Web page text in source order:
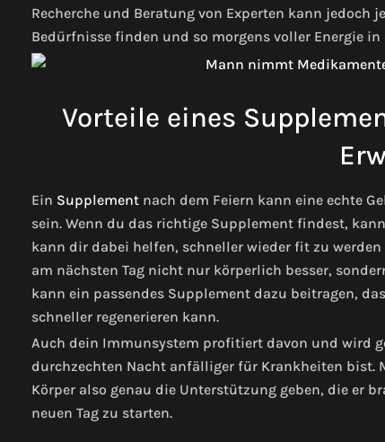
Recherche und Beratung von Experten kann
Bedürfnisse finden und so morgens voller Energie in
Vorteile eines
Ein Supplement nach dem Feiern kann eine echte
sein. Wenn du das richtige Supplement findest,
kann dir dabei helfen, schneller wieder fit zu
am nächsten Tag nicht nur körperlich besser,
kann ein passendes Supplement dazu beitragen,
schneller regenerieren kann.
Auch dein Immunsystem profitiert davon und wird
durchzechten Nacht anfälliger für Krankheiten bist.
Körper also genau die Unterstützung geben, die er
neuen Tag zu starten.